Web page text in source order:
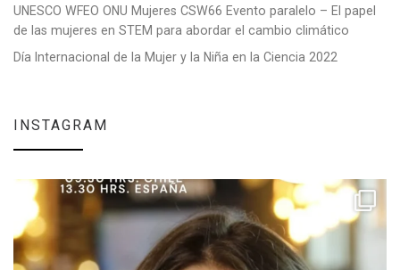
UNESCO WFEO ONU Mujeres CSW66 Evento paralelo – El papel
de las mujeres en STEM para abordar el cambio climático
Día Internacional de la Mujer y la Niña en la Ciencia 2022
INSTAGRAM